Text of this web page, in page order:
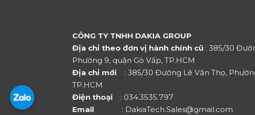
CÔNG TY TNHH DAKIA GROUP
Địa chỉ theo đơn vị hành chính cũ : 385/30
Phường 9, quận Gò Vấp, TP.HCM
Địa chỉ mới
: 385/30 Đường Lê Văn Thọ,
TP.HCM
Điện thoại : 034.3535.797
Email : DakiaTech.Sales@gmail.com